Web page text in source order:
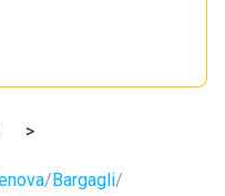
>
Bargagli